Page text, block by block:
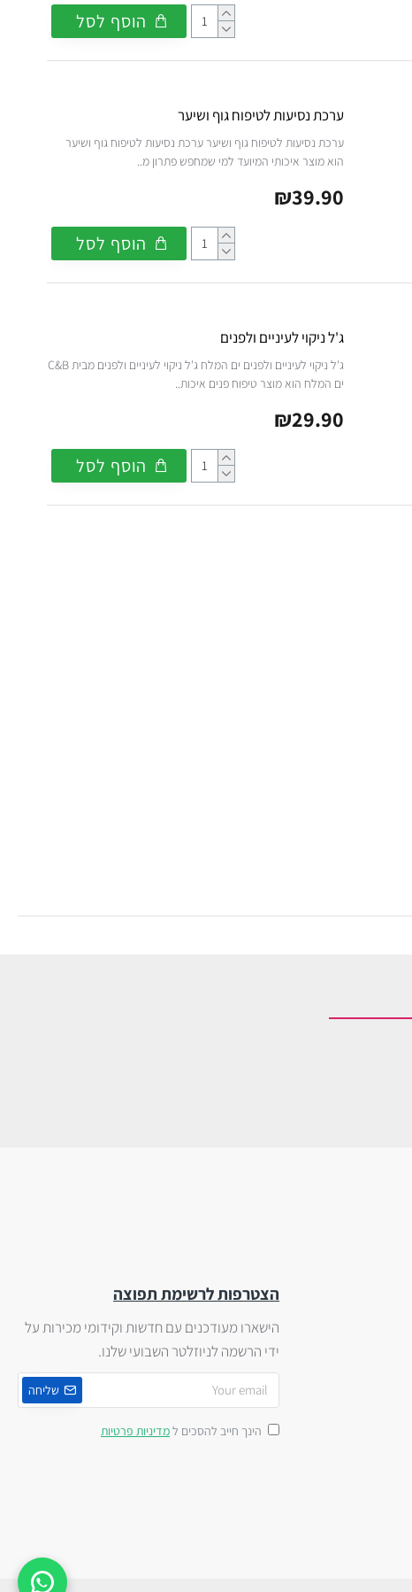
הוסף לסל
ערכת נסיעות לטיפוח גוף ושיער
ערכת נסיעות לטיפוח גוף ושיער ערכת נסיעות לטיפוח גוף ושיער
הוא מוצר איכותי המיועד למי שמחפש פתרון מ..
₪39.90
הוסף לסל
ג'ל ניקוי לעיניים ולפנים
ג'ל ניקוי לעיניים ולפנים ים המלח ג'ל ניקוי לעיניים ולפנים מבית C&B
ים המלח הוא מוצר טיפוח פנים איכות..
₪29.90
הוסף לסל
הצטרפות לרשימת תפוצה
הישארו מעודכנים עם חדשות וקידומי מכירות על
ידי הרשמה לניוזלטר השבועי שלנו.
שליחה
הינך חייב להסכים למדיניות פרטיות